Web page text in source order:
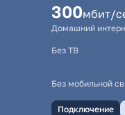
300мбит/
Домашний
Без ТВ
Без мобильной
Подключение